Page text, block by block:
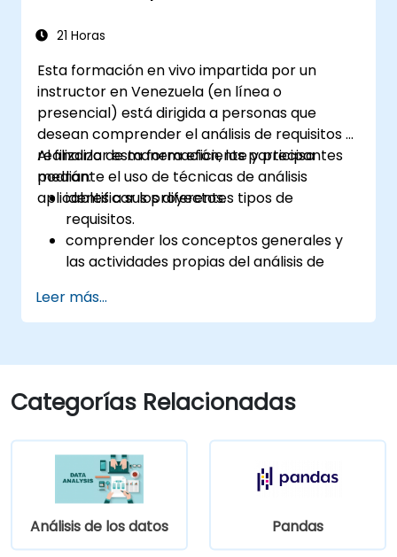
21 Horas
Esta formación en vivo impartida por un
instructor en Venezuela (en línea o
presencial) está dirigida a personas que
desean comprender el análisis de requisitos y
realizarlo de manera eficiente y precisa
mediante el uso de técnicas de análisis
aplicables a sus proyectos.
Al finalizar esta formación, los participantes
podrán:
identificar los diferentes tipos de
requisitos.
comprender los conceptos generales y
las actividades propias del análisis de
familiarizarse con la metodología del
análisis de requisitos.
análisis de requisitos.
estructurar los requisitos para comunicar
eficientemente con arquitectos y
iterativo de recopilación de requisitos.
Leer más...
Categorías Relacionadas
Análisis de los datos Pandas